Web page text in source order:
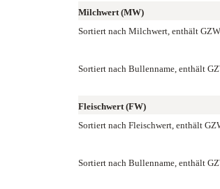
Milchwert (MW)
Sortiert nach Milchwert, enthält
Sortiert nach Bullenname, enthält
Fleischwert (FW)
Sortiert nach Fleischwert, enthält
Sortiert nach Bullenname, enthält